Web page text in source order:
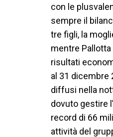
con le
sempre il
tre figli, la
mentre Pallotta
risultati
al 31 dicembre
diffusi nella
dovuto gestire
record di 66
attività del